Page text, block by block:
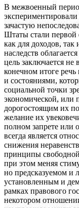
В межвоенный
зачастую
Штаты стали первой
как для доходов, так
наследств
цель заключается
конечном итоге
и состояниями,
социальной точки
экономической, или
дорогостоящим их
желание их
полном запрете или
всегда является
снижения
принципы
при этом меняя
но предсказуемом и
установленным и
рамках правового
некотором